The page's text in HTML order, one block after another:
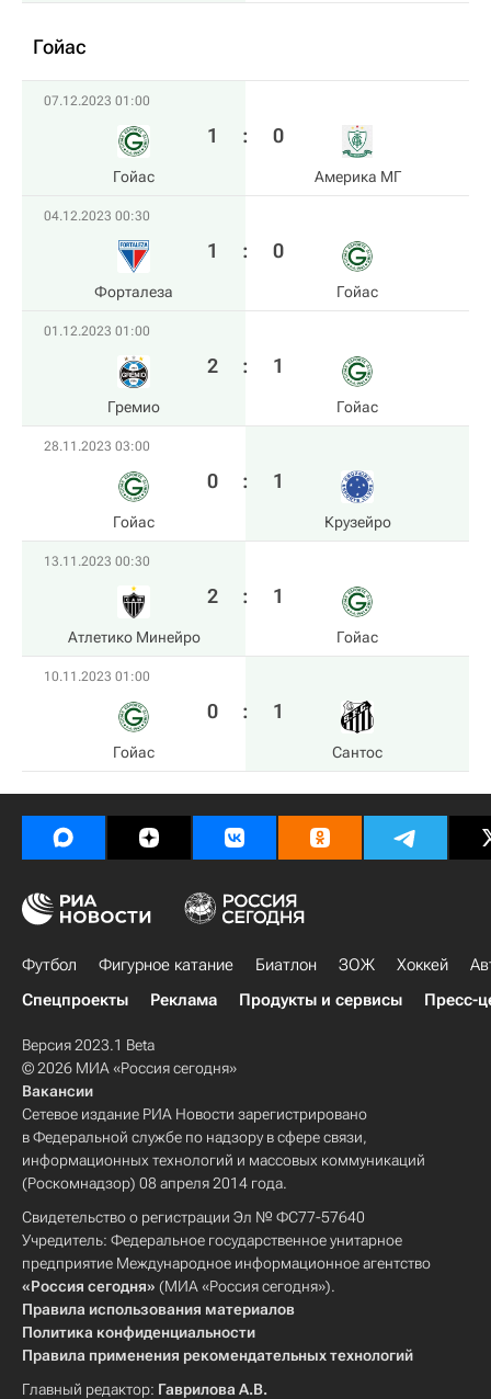
Гойас
07.12.2023 01:00
Гойас
1 : 0
Америка МГ
04.12.2023 00:30
Форталеза
1 : 0
Гойас
01.12.2023 01:00
Гремио
2 : 1
Гойас
28.11.2023 03:00
Гойас
0 : 1
Крузейро
13.11.2023 00:30
Атлетико Минейро
2 : 1
Гойас
10.11.2023 01:00
Гойас
0 : 1
Сантос
Футбол Фигурное катание Биатлон ЗОЖ Хоккей
Спецпроекты
Реклама Продукты и сервисы Пресс-
Версия 2023.1 Beta
© 2026 МИА «Россия сегодня»
Вакансии
Сетевое издание РИА Новости зарегистрировано
в Федеральной службе по надзору в сфере связи,
информационных технологий и массовых коммуникаций
(Роскомнадзор) 08 апреля 2014 года.
Свидетельство о регистрации Эл № ФС77-57640
Учредитель: Федеральное государственное унитарное
предприятие Международное информационное агентство
«Россия сегодня» (МИА «Россия сегодня»).
Правила использования материалов
Политика конфиденциальности
Правила применения рекомендательных технологий
Главный редактор: Гаврилова А.В.